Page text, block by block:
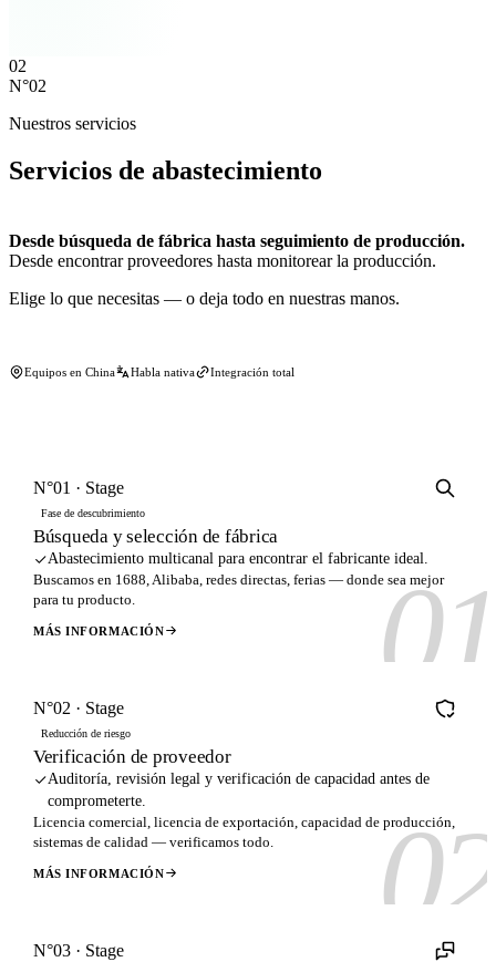
02
N°02
Nuestros servicios
Servicios de abastecimiento
Desde búsqueda de fábrica hasta seguimiento de producción.
Desde encontrar proveedores hasta monitorear la producción.
Elige lo que necesitas — o deja todo en nuestras manos.
Equipos en China Habla nativa Integración total
N°01 · Stage
Fase de descubrimiento
Búsqueda y selección de fábrica
Abastecimiento multicanal para encontrar el fabricante ideal.
Buscamos en 1688, Alibaba, redes directas, ferias — donde sea mejor
para tu producto.
MÁS INFORMACIÓN
N°02 · Stage
Reducción de riesgo
Verificación de proveedor
Auditoría, revisión legal y verificación de capacidad antes de
comprometerte.
Licencia comercial, licencia de exportación, capacidad de producción,
sistemas de calidad — verificamos todo.
MÁS INFORMACIÓN
N°03 · Stage